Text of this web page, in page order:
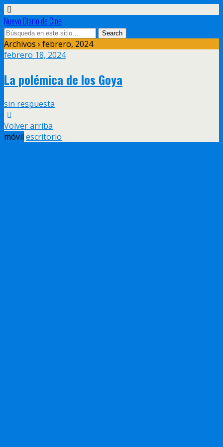
Nuevo Diario de Cine
Archivos › febrero, 2024
febrero 18, 2024
La polémica de los Goya
sin respuesta
Volver arriba
móvil escritorio